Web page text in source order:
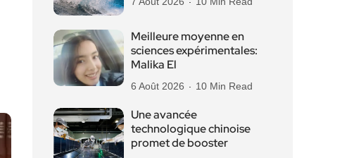
Meilleure moyenne en
sciences expérimentales:
Malika El
6 Août 2026 10 Min Read
Une avancée
technologique chinoise
promet de booster